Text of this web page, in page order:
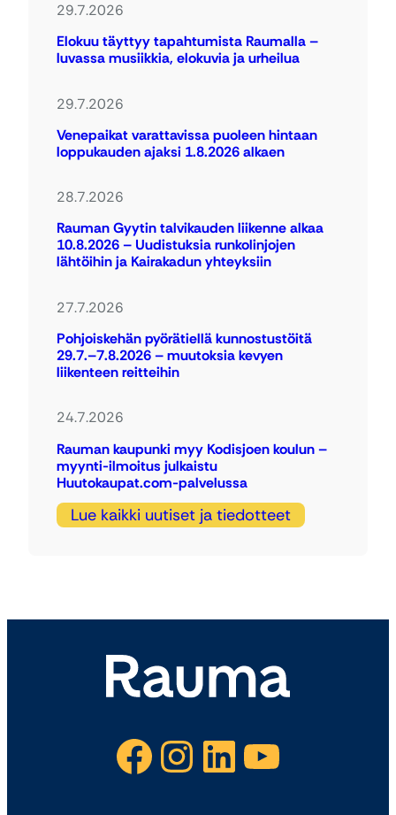
29.7.2026
Elokuu täyttyy tapahtumista Raumalla –
luvassa musiikkia, elokuvia ja urheilua
29.7.2026
Venepaikat varattavissa puoleen hintaan
loppukauden ajaksi 1.8.2026 alkaen
28.7.2026
Rauman Gyytin talvikauden liikenne alkaa
10.8.2026 – Uudistuksia runkolinjojen
lähtöihin ja Kairakadun yhteyksiin
27.7.2026
Pohjoiskehän pyörätiellä kunnostustöitä
29.7.–7.8.2026 – muutoksia kevyen
liikenteen reitteihin
24.7.2026
Rauman kaupunki myy Kodisjoen koulun –
myynti-ilmoitus julkaistu
Huutokaupat.com-palvelussa
Lue kaikki uutiset ja tiedotteet
Facebook Instagram LinkedIn YouTube